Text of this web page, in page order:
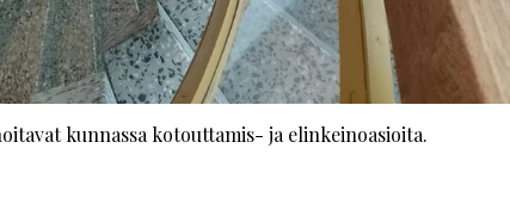
kunnassa kotouttamis- ja elinkeinoasioita.